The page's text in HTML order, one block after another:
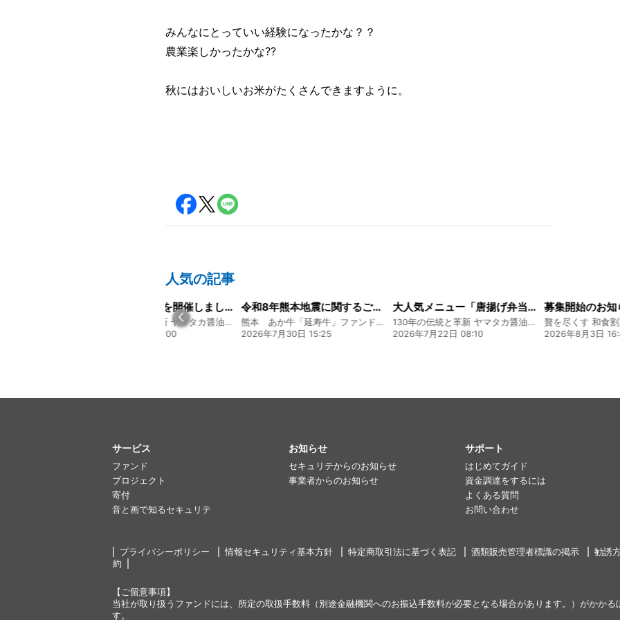
みんなにとっていい経験になったかな？？
農業楽しかったかな??
秋にはおいしいお米がたくさんできますように。
人気の記事
経営方針説明会を開催しました
130年の伝統と革新 ヤマタカ醤油ファンド
2026年8月4日 20:00
令和8年熊本地震に関するご報告
熊本 あか牛「延寿牛」ファンド2026
2026年7月30日 15:25
大人気メニュー「唐揚げ弁当」のレシピをご紹介します！
130年の伝統と革新 ヤマタカ醤油ファンド
2026年7月22日 08:10
募集開始のお知
贅を尽くす 和食
2026年8月3日
サービス
ファンド
プロジェクト
寄付
音と画で知るセキュリテ
お知らせ
セキュリテからのお知らせ
事業者からのお知らせ
サポート
はじめてガイド
資金調達をするには
よくある質問
お問い合わせ
プライバシーポリシー 情報セキュリティ基本方針 特定商取引法に基づく表記 酒類販売管理者標識の掲示 勧誘
約
【ご留意事項】
当社が取り扱うファンドには、所定の取扱手数料（別途金融機関へのお振込手数料が必要となる場合があります。）がかか
す。